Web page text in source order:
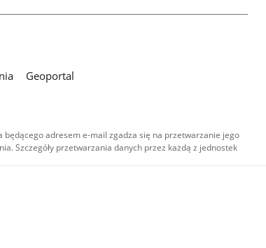
Geoportal
adresem e-mail zgadza się na przetwarzanie jego
Szczegóły przetwarzania danych przez każdą z jednostek